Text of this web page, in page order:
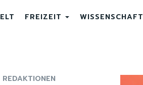
FREIZEIT WISSENSCHAFT